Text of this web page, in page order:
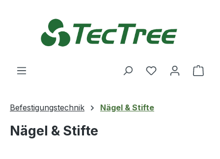
Du hast 0
Befestigungstechnik Nägel & Stifte
Nägel & Stifte